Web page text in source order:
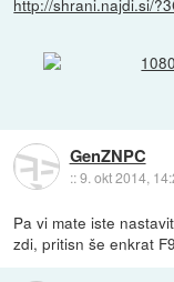
http://shrani.najdi.si/
GenZNPC
::9. okt 2014,
Pa vi mate iste
zdi, pritisn še enkrat